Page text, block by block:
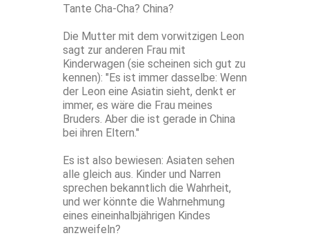
Tante Cha-Cha? China?
Die Mutter mit dem vorwitzigen Leon
sagt zur anderen Frau mit
Kinderwagen (sie scheinen sich gut zu
kennen): "Es ist immer dasselbe: Wenn
der Leon eine Asiatin sieht, denkt er
immer, es wäre die Frau meines
Bruders. Aber die ist gerade in China
bei ihren Eltern."
Es ist also bewiesen: Asiaten sehen
alle gleich aus. Kinder und Narren
sprechen bekanntlich die Wahrheit,
und wer könnte die Wahrnehmung
eines eineinhalbjährigen Kindes
anzweifeln?